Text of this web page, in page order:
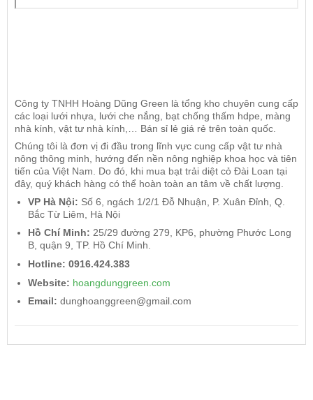
Công ty TNHH Hoàng Dũng Green là tổng kho chuyên cung cấp
các loại lưới nhựa, lưới che nắng, bạt chống thấm hdpe, màng
nhà kính, vật tư nhà kính,… Bán sỉ lẻ giá rẻ trên toàn quốc.
Chúng tôi là đơn vị đi đầu trong lĩnh vực cung cấp vật tư nhà
nông thông minh, hướng đến nền nông nghiệp khoa học và tiên
tiến của Việt Nam. Do đó, khi mua bạt trải diệt cỏ Đài Loan tại
đây, quý khách hàng có thể hoàn toàn an tâm về chất lượng.
VP Hà Nội: Số 6, ngách 1/2/1 Đỗ Nhuận, P. Xuân Đỉnh, Q.
Bắc Từ Liêm, Hà Nội
Hồ Chí Minh: 25/29 đường 279, KP6, phường Phước Long
B, quận 9, TP. Hồ Chí Minh.
Hotline: 0916.424.383
Website: hoangdunggreen.com
Email: dunghoanggreen@gmail.com